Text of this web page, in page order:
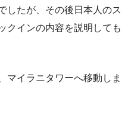
したが、その後日本人のス
クインの内容を説明しても
マイラニタワーへ移動しま